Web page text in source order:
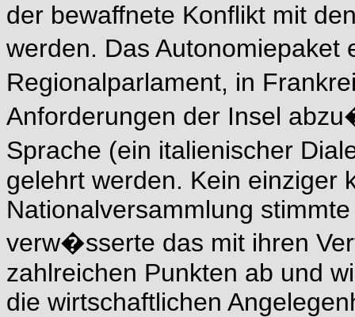
der bewaffnete Konflikt mit
werden. Das
Regionalparlament, in
Anforderungen der Insel
Sprache (ein italienischer
gelehrt werden. Kein einziger
Nationalversammlung
verw�sserte das mit ihren
zahlreichen Punkten ab und
die wirtschaftlichen